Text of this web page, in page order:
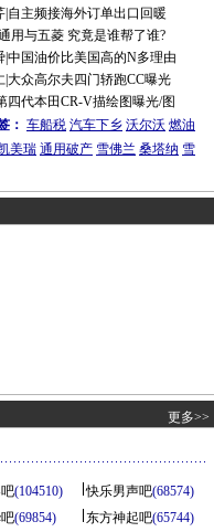
| 自主频接海外订单出口回暖
用与五菱 究竟是谁帮了谁?
|中国油价比美国高的N多理由
|大众高尔夫四门轿跑CC曝光
四代本田CR-V描绘图曝光/图
： 车船税 汽车下乡 沃尔沃 燃油
美瑞 通用破产 雪佛兰 桑塔纳 雪
更多>>
(104510) 快乐男声吧(68574)
(69854) 东方神起吧(65744)